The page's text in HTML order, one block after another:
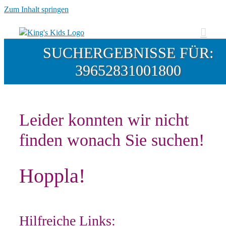
Zum Inhalt springen
SUCHERGEBNISSE FÜR:
39652831001800
Leider konnten wir nicht
finden wonach Sie suchen!
Hoppla!
Hilfreiche Links: